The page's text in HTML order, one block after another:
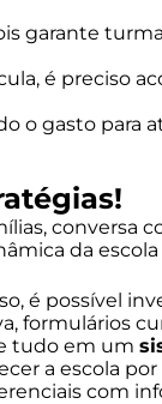
garante
é preciso
o gasto para
conversa
da escola
é possível
formulários
tudo em um
a escola
com